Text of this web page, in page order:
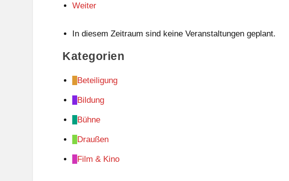
Weiter
In diesem Zeitraum sind keine Veranstaltungen geplant.
Kategorien
Beteiligung
Bildung
Bühne
Draußen
Film & Kino